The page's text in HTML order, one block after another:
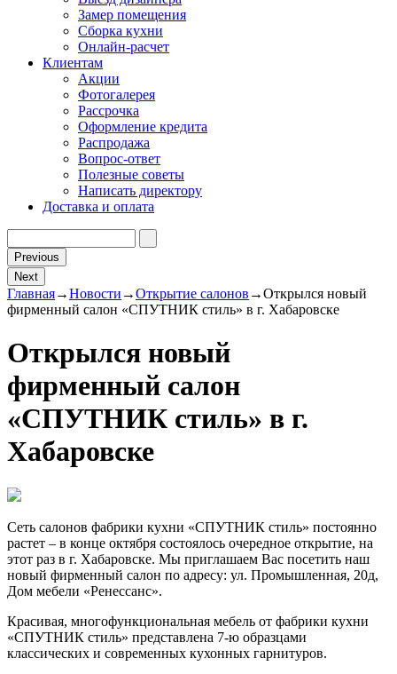
Замер помещения
Сборка кухни
Онлайн-расчет
Клиентам
Акции
Фотогалерея
Рассрочка
Оформление кредита
Распродажа
Вопрос-ответ
Полезные советы
Написать директору
Доставка и оплата
Previous
Next
Главная→Новости →Открытие салонов →Открылся новый
фирменный салон «СПУТНИК стиль» в г. Хабаровске
Открылся новый
фирменный салон
«СПУТНИК стиль» в г.
Хабаровске
Сеть салонов фабрики кухни «СПУТНИК стиль» постоянно
растет – в конце октября состоялось очередное открытие, на
этот раз в г. Хабаровске. Мы приглашаем Вас посетить наш
новый фирменный салон по адресу: ул. Промышленная, 20д,
Дом мебели «Ренессанс».
Красивая, многофункциональная мебель от фабрики кухни
«СПУТНИК стиль» представлена 7-ю образцами
классических и современных кухонных гарнитуров.